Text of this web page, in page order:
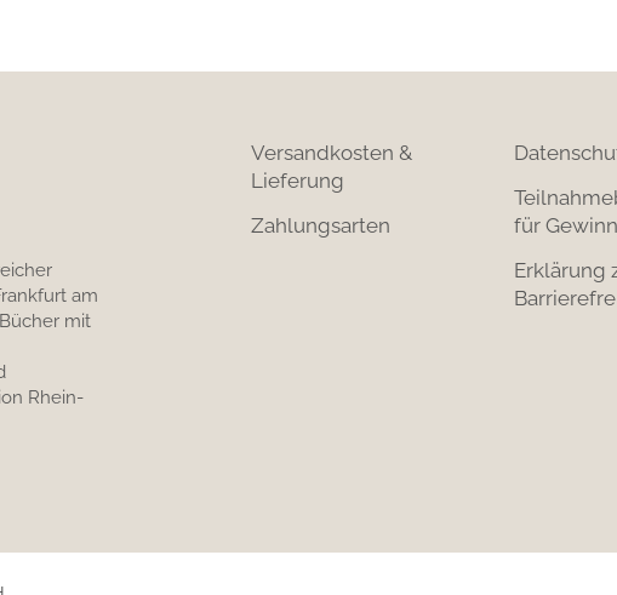
am
mit
Rhein-
Versandkosten &
Lieferung
Zahlungsarten
für
Erklärung